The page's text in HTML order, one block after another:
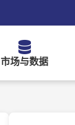
市场与数据